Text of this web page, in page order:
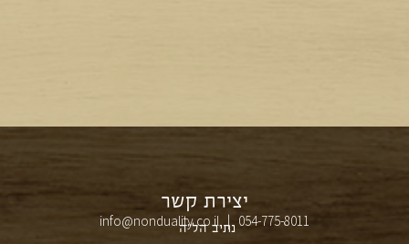
יצירת קשר
info@nonduality.co.il | 054-775-8011⁩
נתיב הל״ה